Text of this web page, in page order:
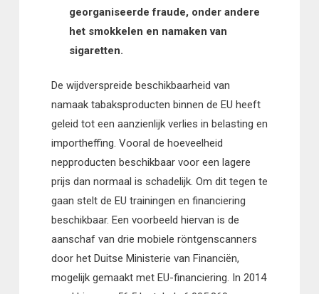
georganiseerde fraude, onder andere
het smokkelen en namaken van
sigaretten.
De wijdverspreide beschikbaarheid van
namaak tabaksproducten binnen de EU heeft
geleid tot een aanzienlijk verlies in belasting en
importheffing. Vooral de hoeveelheid
nepproducten beschikbaar voor een lagere
prijs dan normaal is schadelijk. Om dit tegen te
gaan stelt de EU trainingen en financiering
beschikbaar. Een voorbeeld hiervan is de
aanschaf van drie mobiele röntgenscanners
door het Duitse Ministerie van Financiën,
mogelijk gemaakt met EU-financiering. In 2014